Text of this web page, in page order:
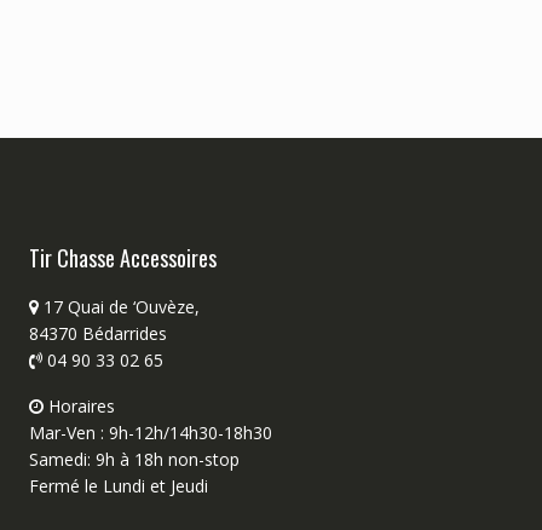
Tir Chasse Accessoires
17 Quai de ‘Ouvèze,
84370 Bédarrides
04 90 33 02 65
Horaires
Mar-Ven : 9h-12h/14h30-18h30
Samedi: 9h à 18h non-stop
Fermé le Lundi et Jeudi